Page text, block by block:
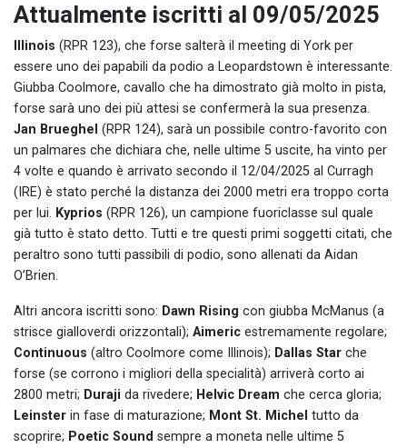
Attualmente iscritti al 09/05/2025
Illinois (RPR 123), che forse salterà il meeting di York per
essere uno dei papabili da podio a Leopardstown è interessante.
Giubba Coolmore, cavallo che ha dimostrato già molto in pista,
forse sarà uno dei più attesi se confermerà la sua presenza.
Jan Brueghel (RPR 124), sarà un possibile contro-favorito con
un palmares che dichiara che, nelle ultime 5 uscite, ha vinto per
4 volte e quando è arrivato secondo il 12/04/2025 al Curragh
(IRE) è stato perché la distanza dei 2000 metri era troppo corta
per lui. Kyprios (RPR 126), un campione fuoriclasse sul quale
già tutto è stato detto. Tutti e tre questi primi soggetti citati, che
peraltro sono tutti passibili di podio, sono allenati da Aidan
O’Brien.
Altri ancora iscritti sono: Dawn Rising con giubba McManus (a
strisce gialloverdi orizzontali); Aimeric estremamente regolare;
Continuous (altro Coolmore come Illinois); Dallas Star che
forse (se corrono i migliori della specialità) arriverà corto ai
2800 metri; Duraji da rivedere; Helvic Dream che cerca gloria;
Leinster in fase di maturazione; Mont St. Michel tutto da
scoprire; Poetic Sound sempre a moneta nelle ultime 5